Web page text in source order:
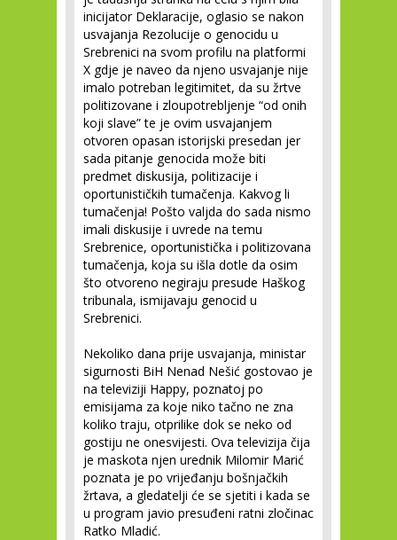
inicijator Deklaracije, oglasio se nakon
usvajanja Rezolucije o genocidu u
Srebrenici na svom profilu na platformi
X gdje je naveo da njeno usvajanje nije
imalo potreban legitimitet, da su žrtve
politizovane i zloupotrebljenje “od onih
koji slave” te je ovim usvajanjem
otvoren opasan istorijski presedan jer
sada pitanje genocida može biti
predmet diskusija, politizacije i
oportunističkih tumačenja. Kakvog li
tumačenja! Pošto valjda do sada nismo
imali diskusije i uvrede na temu
Srebrenice, oportunistička i politizovana
tumačenja, koja su išla dotle da osim
što otvoreno negiraju presude Haškog
tribunala, ismijavaju genocid u
Srebrenici.
Nekoliko dana prije usvajanja, ministar
sigurnosti BiH Nenad Nešić gostovao je
na televiziji Happy, poznatoj po
emisijama za koje niko tačno ne zna
koliko traju, otprilike dok se neko od
gostiju ne onesvijesti. Ova televizija čija
je maskota njen urednik Milomir Marić
poznata je po vrijeđanju bošnjačkih
žrtava, a gledatelji će se sjetiti i kada se
u program javio presuđeni ratni zločinac
Ratko Mladić.